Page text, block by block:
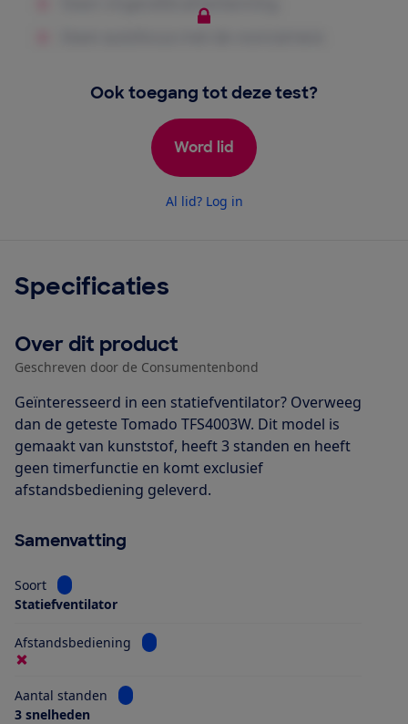
Ook toegang tot deze test?
Word lid
Al lid? Log in
Specificaties
Over dit product
Geschreven door de Consumentenbond
Geïnteresseerd in een statiefventilator? Overweeg
dan de geteste Tomado TFS4003W. Dit model is
gemaakt van kunststof, heeft 3 standen en heeft
geen timerfunctie en komt exclusief
afstandsbediening geleverd.
Samenvatting
Soort
Bekijk informatie voor Soort
Statiefventilator
Afstandsbediening Bekijk informatie voor Afstandsbediening
Aantal standen
Bekijk informatie voor Aantal standen
3 snelheden